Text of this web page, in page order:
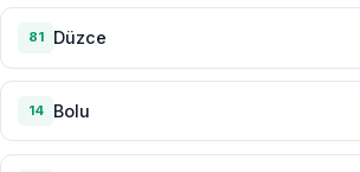
81 Düzce
14 Bolu